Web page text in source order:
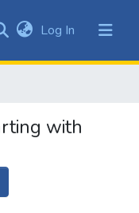
Log In (current)
with